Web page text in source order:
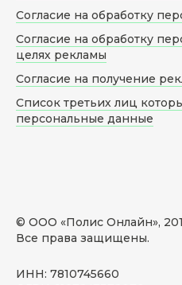
© ООО «Полис Онлайн»,
Все права защищены.
ИНН: 7810745660
Согласие на обработку
Согласие на обработку
целях рекламы
Согласие на получение
Список третьих лиц
персональные данные